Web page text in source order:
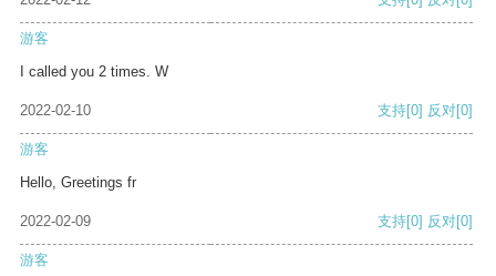
游客
I called you 2 times. W
2022-02-10 支持[0] 反对[0]
游客
Hello, Greetings fr
2022-02-09 支持[0] 反对[0]
游客